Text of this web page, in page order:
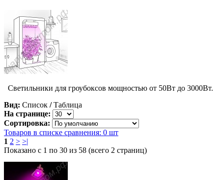
Светильники для гроубоксов мощностью от 50Вт до 3000Вт.
Вид: Список / Таблица
На странице:
Сортировка:
Товаров в списке сравнения: 0 шт
1 2 > >|
Показано с 1 по 30 из 58 (всего 2 страниц)